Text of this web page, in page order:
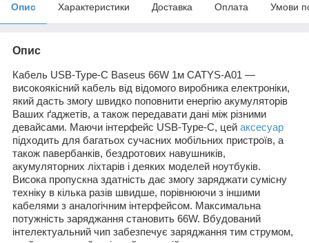
Опис Характеристики Доставка Оплата Умови
Опис
Кабель USB-Type-C Baseus 66W 1м CATYS-A01 —
високоякісний кабель від відомого виробника електроніки,
який дасть змогу швидко поповнити енергію акумуляторів
Ваших ґаджетів, а також передавати дані між різними
девайсами. Маючи інтерфейс USB-Type-C, цей аксесуар
підходить для багатьох сучасних мобільних пристроїв, а
також павербанків, бездротових навушників,
акумуляторних ліхтарів і деяких моделей ноутбуків.
Висока пропускна здатність дає змогу заряджати сумісну
техніку в кілька разів швидше, порівнюючи з іншими
кабелями з аналогічним інтерфейсом. Максимальна
потужність заряджання становить 66W. Вбудований
інтелектуальний чип забезпечує заряджання тим струмом,